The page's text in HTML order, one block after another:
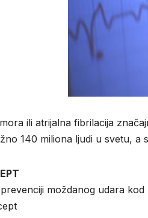
ili atrijalna fibrilacija
140 miliona ljudi u svetu,
prevenciji moždanog udara